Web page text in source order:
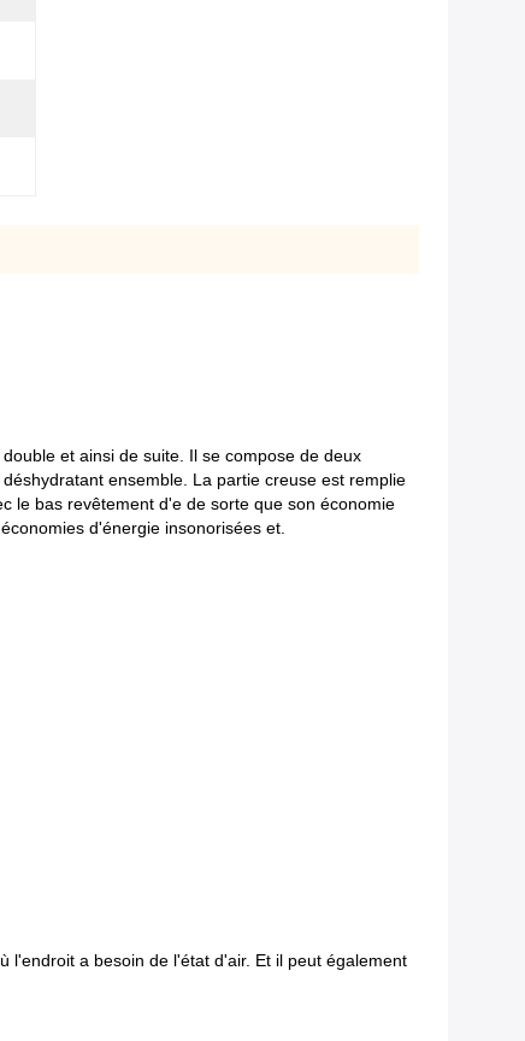
et ainsi de suite. Il se compose de deux
ensemble. La partie creuse est remplie
le bas revêtement d'e de sorte que son économie
d'énergie insonorisées et.
l'endroit a besoin de l'état d'air. Et il peut également